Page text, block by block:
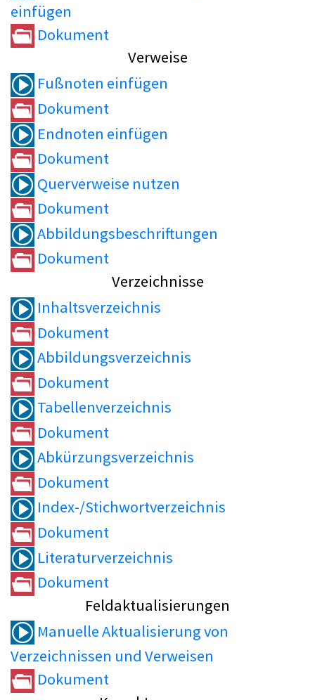
einfügen
Dokument
Verweise
Fußnoten einfügen
Dokument
Endnoten einfügen
Dokument
Querverweise nutzen
Dokument
Abbildungsbeschriftungen
Dokument
Verzeichnisse
Inhaltsverzeichnis
Dokument
Abbildungsverzeichnis
Dokument
Tabellenverzeichnis
Dokument
Abkürzungsverzeichnis
Dokument
Index-/Stichwortverzeichnis
Dokument
Literaturverzeichnis
Dokument
Feldaktualisierungen
Manuelle Aktualisierung von
Verzeichnissen und Verweisen
Dokument